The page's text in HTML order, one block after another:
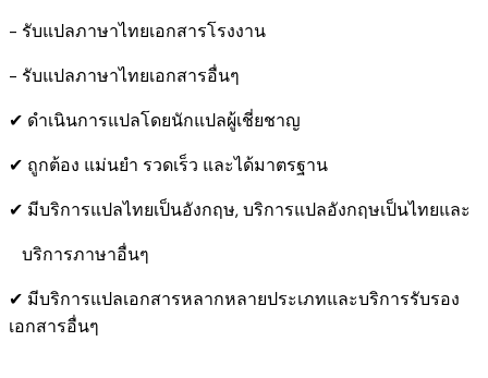
- รับแปลภาษาไทยเอกสารโรงงาน
- รับแปลภาษาไทยเอกสารอื่นๆ
✔ ดำเนินการแปลโดยนักแปลผู้เชี่ยชาญ
✔ ถูกต้อง แม่นยำ รวดเร็ว และได้มาตรฐาน
✔ มีบริการแปลไทยเป็นอังกฤษ, บริการแปลอังกฤษเป็นไทยและ
บริการภาษาอื่นๆ
✔ มีบริการแปลเอกสารหลากหลายประเภทและบริการรับรอง​
เอกสารอื่นๆ